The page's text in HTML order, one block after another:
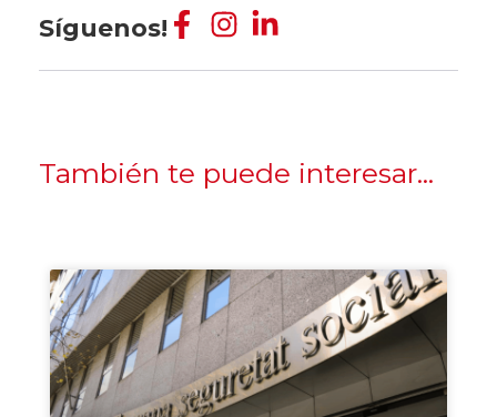
Síguenos!
También te puede interesar...